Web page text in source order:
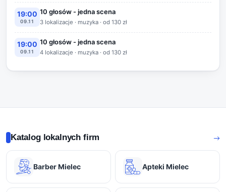
19:00
09.11
10 głosów - jedna scena
3 lokalizacje · muzyka · od 130 zł
19:00
09.11
10 głosów - jedna scena
4 lokalizacje · muzyka · od 130 zł
Katalog lokalnych firm
Barber Mielec Apteki Mielec